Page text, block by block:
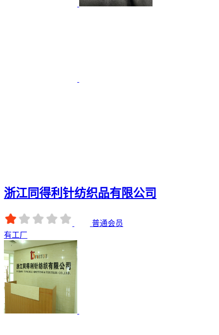
浙江同得利针纺织品有限公司
普通会员
有工厂